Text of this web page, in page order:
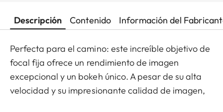
Descripción Contenido Información del
Perfecta para el camino: este increíble objetivo de
focal fija ofrece un rendimiento de imagen
excepcional y un bokeh único. A pesar de su alta
velocidad y su impresionante calidad de imagen,